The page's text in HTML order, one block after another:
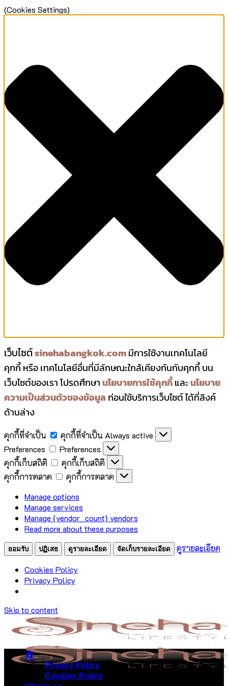
(Cookies Settings)
เว็บไซต์sinehabangkok.comมีการใช้งานเทคโนโลยี
คุกกี้ หรือ เทคโนโลยีอื่นที่มีลักษณะใกล้เคียงกันกับคุกกี้ บน
เว็บไซต์ของเรา โปรดศึกษานโยบายการใช้คุกกี้และนโยบาย
ความเป็นส่วนตัวของข้อมูลก่อนใช้บริการเว็บไซต์ ได้ที่ลิงค์
ด้านล่าง
คุกกี้ที่จำเป็น คุกกี้ที่จำเป็น Always active
Preferences
Preferences
คุกกี้เก็บสถิติ
คุกกี้เก็บสถิติ
คุกกี้การตลาด
คุกกี้การตลาด
Manage options
Manage services
Manage {vendor_count} vendors
Read more about these purposes
ยอมรับ ปฏิเสธ ดูรายละเอียด จัดเก็บรายละเอียด
ดูรายละเอียด
Cookies Policy
Privacy Policy
Skip to content
Privacy Policy
Cookies Policy